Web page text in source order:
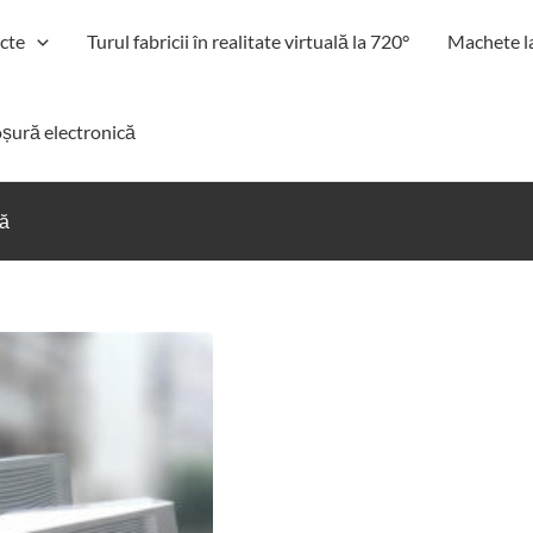
Turul fabricii în realitate virtuală la 720° Machete
electronică